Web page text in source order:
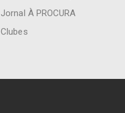
Jornal À PROCURA
Clubes